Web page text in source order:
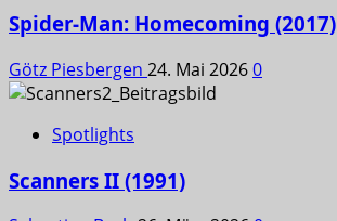
Spider-Man: Homecoming (2017)
Götz Piesbergen 24. Mai 20260
Spotlights
Scanners II (1991)